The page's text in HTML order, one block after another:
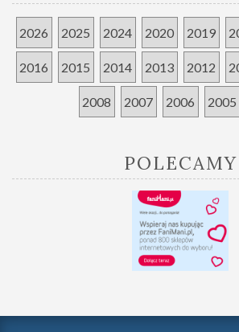
2026 2025 2024 2020 2019
2016 2015 2014 2013 2012
2008 2007 2006 2005
POLECAMY